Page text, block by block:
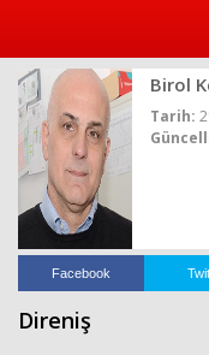
Birol
Tarih:
Facebook
Direniş